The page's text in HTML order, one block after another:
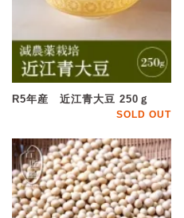
R5年産 近江青大豆 250ｇ
SOLD OUT